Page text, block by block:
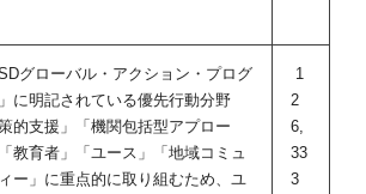
グローバル・アクション・プログ
に明記されている優先行動分野
策的支援」「機関包括型アプロー
教育者」「ユース」「地域コミュ
ー」に重点的に取り組むため、ユ
1
2
6,
33
3